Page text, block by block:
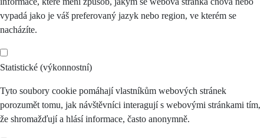
vypadá jako je váš preferovaný jazyk nebo region, ve kterém se
nacházíte.
Statistické (výkonnostní)
Tyto soubory cookie pomáhají vlastníkům webových stránek
porozumět tomu, jak návštěvníci interagují s webovými stránkami tím,
že shromažďují a hlásí informace, často anonymně.